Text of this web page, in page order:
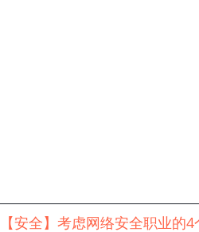
【安全】考虑网络安全职业的